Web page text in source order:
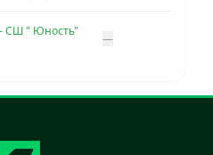
СШ " Юность"
—